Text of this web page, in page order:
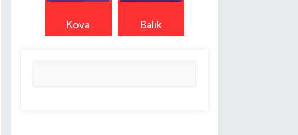
Kova Balık